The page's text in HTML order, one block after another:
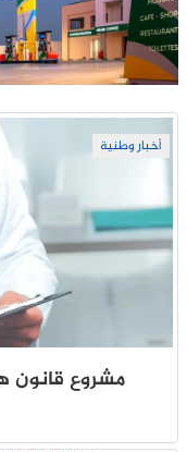
أخبار وطنية
مشروع قانون